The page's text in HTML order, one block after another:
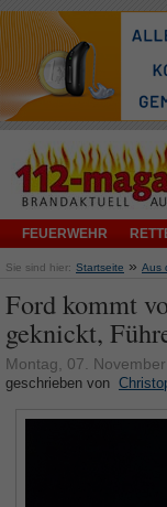
FEUERWEHR
Sie sind hier: Startseite » Aus
Ford kommt
geknickt,
Montag, 07.
geschrieben von